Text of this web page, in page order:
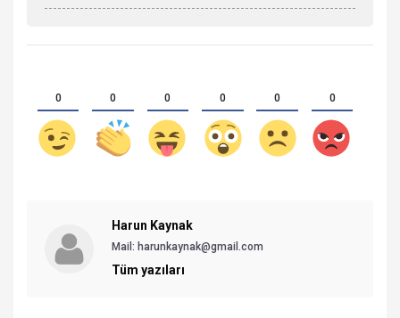
0 0 0 0 0 0
Harun Kaynak
Mail: harunkaynak@gmail.com
Tüm yazıları